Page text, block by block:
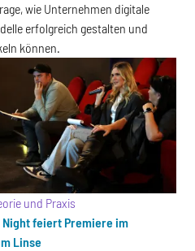
wie Unternehmen digitale
erfolgreich gestalten und
können.
und Praxis
Night feiert Premiere im
Linse